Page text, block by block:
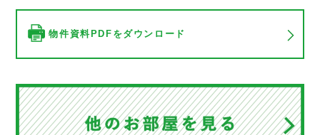
物件資料PDFをダウンロード